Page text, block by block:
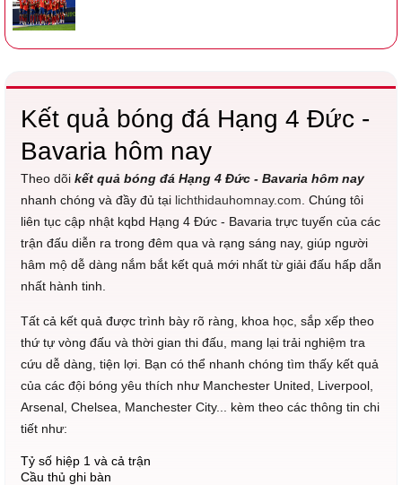
Kết quả bóng đá Hạng 4 Đức -
Bavaria hôm nay
Theo dõi kết quả bóng đá Hạng 4 Đức - Bavaria hôm nay
nhanh chóng và đầy đủ tại lichthidauhomnay.com . Chúng tôi
liên tục cập nhật kqbd Hạng 4 Đức - Bavaria trực tuyến của các
trận đấu diễn ra trong đêm qua và rạng sáng nay, giúp người
hâm mộ dễ dàng nắm bắt kết quả mới nhất từ giải đấu hấp dẫn
nhất hành tinh.
Tất cả kết quả được trình bày rõ ràng, khoa học, sắp xếp theo
thứ tự vòng đấu và thời gian thi đấu, mang lại trải nghiệm tra
cứu dễ dàng, tiện lợi. Bạn có thể nhanh chóng tìm thấy kết quả
của các đội bóng yêu thích như Manchester United, Liverpool,
Arsenal, Chelsea, Manchester City... kèm theo các thông tin chi
tiết như:
Tỷ số hiệp 1 và cả trận
Cầu thủ ghi bàn